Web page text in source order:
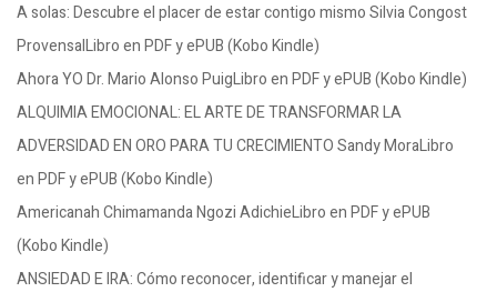
A solas: Descubre el placer de estar contigo mismo Silvia Congost
ProvensalLibro en PDF y ePUB (Kobo Kindle)
Ahora YO Dr. Mario Alonso PuigLibro en PDF y ePUB (Kobo Kindle)
ALQUIMIA EMOCIONAL: EL ARTE DE TRANSFORMAR LA
ADVERSIDAD EN ORO PARA TU CRECIMIENTO Sandy MoraLibro
en PDF y ePUB (Kobo Kindle)
Americanah Chimamanda Ngozi AdichieLibro en PDF y ePUB
(Kobo Kindle)
ANSIEDAD E IRA: Cómo reconocer, identificar y manejar el